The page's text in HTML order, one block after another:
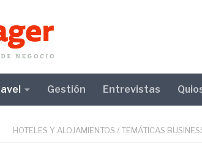
Gestión Entrevistas
HOTELES Y ALOJAMIENTOS / TEMÁTICAS